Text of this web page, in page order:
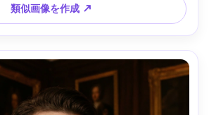
、高解像度、シャープな目、映画的コン
トグレーディング --ar 4:5
類似画像を作成 ↗